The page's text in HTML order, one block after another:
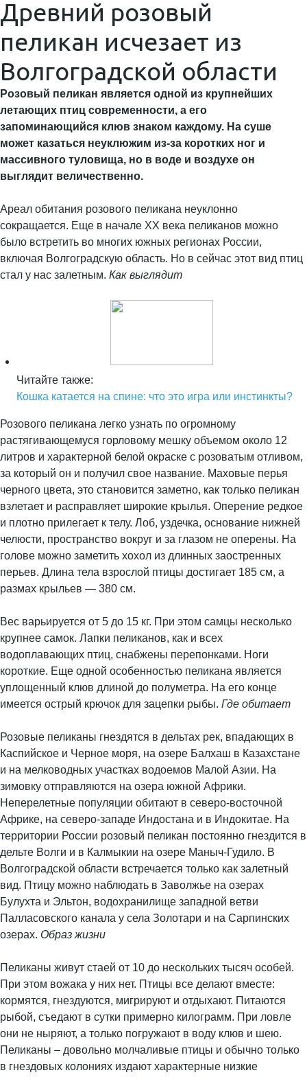
Древний розовый
пеликан исчезает из
Волгоградской области
Розовый пеликан является одной из крупнейших
летающих птиц современности, а его
запоминающийся клюв знаком каждому. На суше
может казаться неуклюжим из-за коротких ног и
массивного туловища, но в воде и воздухе он
выглядит величественно.
Ареал обитания розового пеликана неуклонно
сокращается. Еще в начале ХХ века пеликанов можно
было встретить во многих южных регионах России,
включая Волгоградскую область. Но в сейчас этот вид птиц
стал у нас залетным. Как выглядит
Читайте также:
Кошка катается на спине: что это игра или инстинкты?
Розового пеликана легко узнать по огромному
растягивающемуся горловому мешку объемом около 12
литров и характерной белой окраске с розоватым отливом,
за который он и получил свое название. Маховые перья
черного цвета, это становится заметно, как только пеликан
взлетает и расправляет широкие крылья. Оперение редкое
и плотно прилегает к телу. Лоб, уздечка, основание нижней
челюсти, пространство вокруг и за глазом не оперены. На
голове можно заметить хохол из длинных заостренных
перьев. Длина тела взрослой птицы достигает 185 см, а
размах крыльев — 380 см.
Вес варьируется от 5 до 15 кг. При этом самцы несколько
крупнее самок. Лапки пеликанов, как и всех
водоплавающих птиц, снабжены перепонками. Ноги
короткие. Еще одной особенностью пеликана является
уплощенный клюв длиной до полуметра. На его конце
имеется острый крючок для зацепки рыбы. Где обитает
Розовые пеликаны гнездятся в дельтах рек, впадающих в
Каспийское и Черное моря, на озере Балхаш в Казахстане
и на мелководных участках водоемов Малой Азии. На
зимовку отправляются на озера южной Африки.
Неперелетные популяции обитают в северо-восточной
Африке, на северо-западе Индостана и в Индокитае. На
территории России розовый пеликан постоянно гнездится в
дельте Волги и в Калмыкии на озере Маныч-Гудило. В
Волгоградской области встречается только как залетный
вид. Птицу можно наблюдать в Заволжье на озерах
Булухта и Эльтон, водохранилище западной ветви
Палласовского канала у села Золотари и на Сарпинских
озерах. Образ жизни
Пеликаны живут стаей от 10 до нескольких тысяч особей.
При этом вожака у них нет. Птицы все делают вместе:
кормятся, гнездуются, мигрируют и отдыхают. Питаются
рыбой, съедают в сутки примерно килограмм. При ловле
они не ныряют, а только погружают в воду клюв и шею.
Пеликаны – довольно молчаливые птицы и обычно только
в гнездовых колониях издают характерные низкие